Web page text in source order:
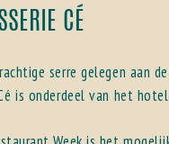
CÉ
serre gelegen aan
is onderdeel van het